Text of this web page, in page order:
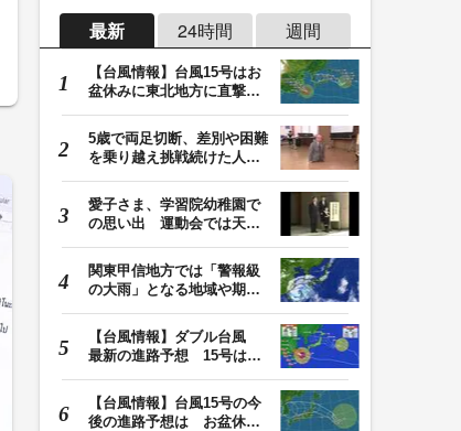
最新 24時間 週間
【台風情報】台風15号はお
盆休みに東北地方に直撃す
5歳で両足切断、差別や困難
を乗り越え挑戦続けた人
愛子さま、学習院幼稚園で
の思い出 運動会では天皇
関東甲信地方では「警報級
の大雨」となる地域や期間
【台風情報】ダブル台風
最新の進路予想 15号は北
【台風情報】台風15号の今
後の進路予想は お盆休み